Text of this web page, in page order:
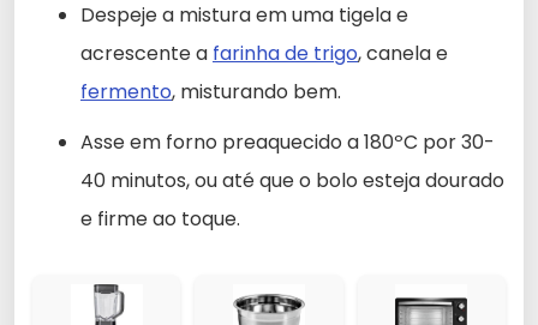
Despeje a mistura em uma tigela e
acrescente a farinha de trigo, canela e
fermento, misturando bem.
Asse em forno preaquecido a 180ºC por 30-
40 minutos, ou até que o bolo esteja dourado
e firme ao toque.